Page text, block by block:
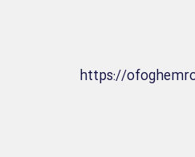
https://